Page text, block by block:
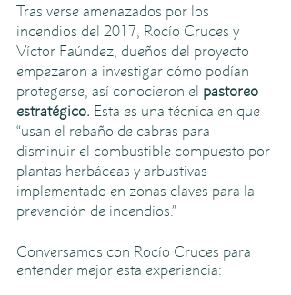
Tras verse amenazados por los
incendios del 2017, Rocío Cruces y
Víctor Faúndez, dueños del proyecto
empezaron a investigar cómo podían
protegerse, así conocieron el pastoreo
estratégico. Esta es una técnica en que
“usan el rebaño de cabras para
disminuir el combustible compuesto por
plantas herbáceas y arbustivas
implementado en zonas claves para la
prevención de incendios.”
Conversamos con Rocío Cruces para
entender mejor esta experiencia: